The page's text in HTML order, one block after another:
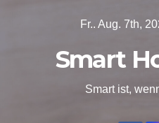
Fr.. Aug. 7th,
Smart
Smart ist,